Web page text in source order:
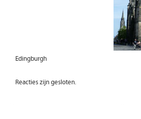
Edingburgh
Reacties zijn gesloten.